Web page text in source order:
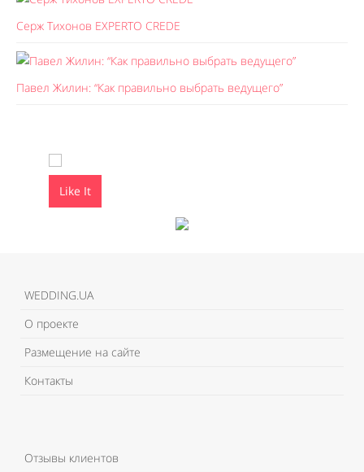
Серж Тихонов EXPERTO CREDE
Павел Жилин: “Как правильно выбрать ведущего”
Like It
WEDDING.UA
О проекте
Размещение на сайте
Контакты
Отзывы клиентов